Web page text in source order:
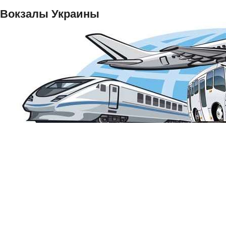
Вокзалы Украины